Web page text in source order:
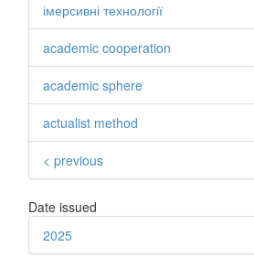
імерсивні технології
academic cooperation
academic sphere
actualist method
< previous
Date issued
2025